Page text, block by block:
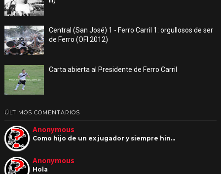
Central (San José) 1 - Ferro Carril 1: orgullosos de ser
de Ferro (OFI 2012)
Carta abierta al Presidente de Ferro Carril
ÚLTIMOS COMENTARIOS
Anonymous
Como hijo de un ex jugador y siempre hin…
Anonymous
Hola